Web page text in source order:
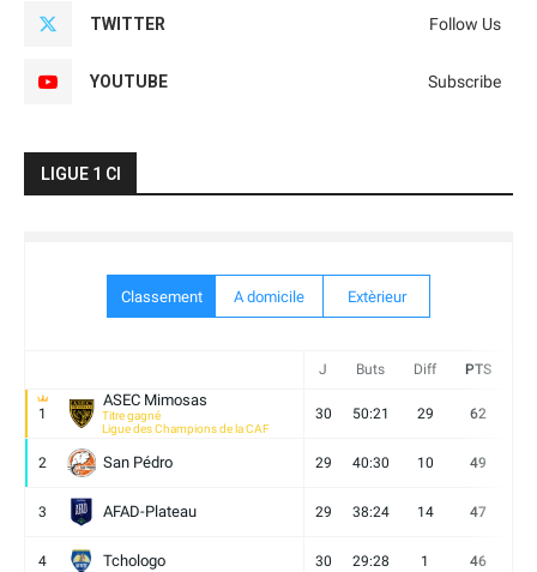
TWITTER Follow Us
YOUTUBE Subscribe
LIGUE 1 CI
Classement A domicile Extèrieur
J Buts Diff PTS
1
ASEC Mimosas
Titre gagné
Ligue des Champions de la CAF
30 50:21 29 62
2 San Pédro 29 40:30 10 49
3 AFAD-Plateau 29 38:24 14 47
4 Tchologo 30 29:28 1 46